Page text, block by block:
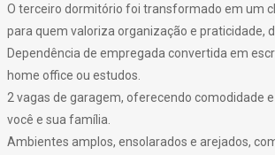
O terceiro dormitório foi transformado em um
para quem valoriza organização e praticidade,
Dependência de empregada convertida em
home office ou estudos.
2 vagas de garagem, oferecendo comodidade
você e sua família.
Ambientes amplos, ensolarados e arejados,